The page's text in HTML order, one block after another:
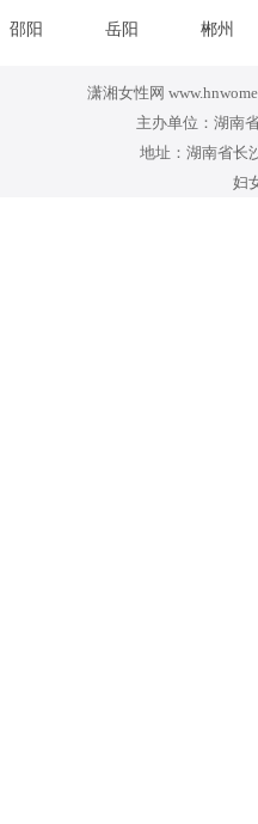
邵阳 岳阳 郴州
潇湘女性网
主办单位：湖南
地址：湖南省长
妇